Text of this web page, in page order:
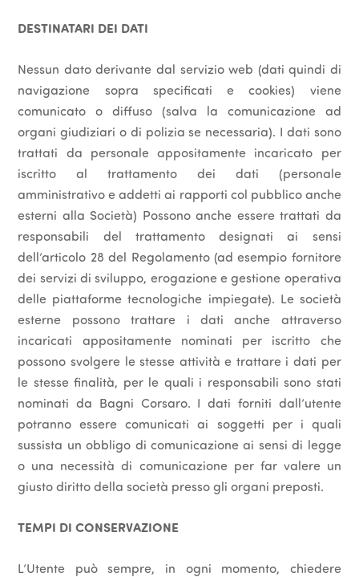
DESTINATARI DEI DATI
Nessun dato derivante dal servizio web (dati quindi di
navigazione sopra specificati e cookies) viene
comunicato o diffuso (salva la comunicazione ad
organi giudiziari o di polizia se necessaria). I dati sono
trattati da personale appositamente incaricato per
iscritto al trattamento dei dati (personale
amministrativo e addetti ai rapporti col pubblico anche
esterni alla Società) Possono anche essere trattati da
responsabili del trattamento designati ai sensi
dell’articolo 28 del Regolamento (ad esempio fornitore
dei servizi di sviluppo, erogazione e gestione operativa
delle piattaforme tecnologiche impiegate). Le società
esterne possono trattare i dati anche attraverso
incaricati appositamente nominati per iscritto che
possono svolgere le stesse attività e trattare i dati per
le stesse finalità, per le quali i responsabili sono stati
nominati da Bagni Corsaro. I dati forniti dall’utente
potranno essere comunicati ai soggetti per i quali
sussista un obbligo di comunicazione ai sensi di legge
o una necessità di comunicazione per far valere un
giusto diritto della società presso gli organi preposti.
TEMPI DI CONSERVAZIONE
L’Utente può sempre, in ogni momento, chiedere